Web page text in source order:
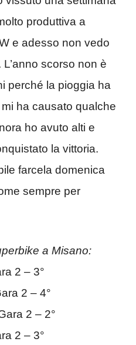
produttiva a
e adesso non vedo
L’anno scorso non è
perché la pioggia ha
ha causato qualche
ho avuto alti e
la vittoria.
farcela domenica
sempre per
a Misano:
2 – 3°
2 – 4°
2 – 2°
2 – 3°